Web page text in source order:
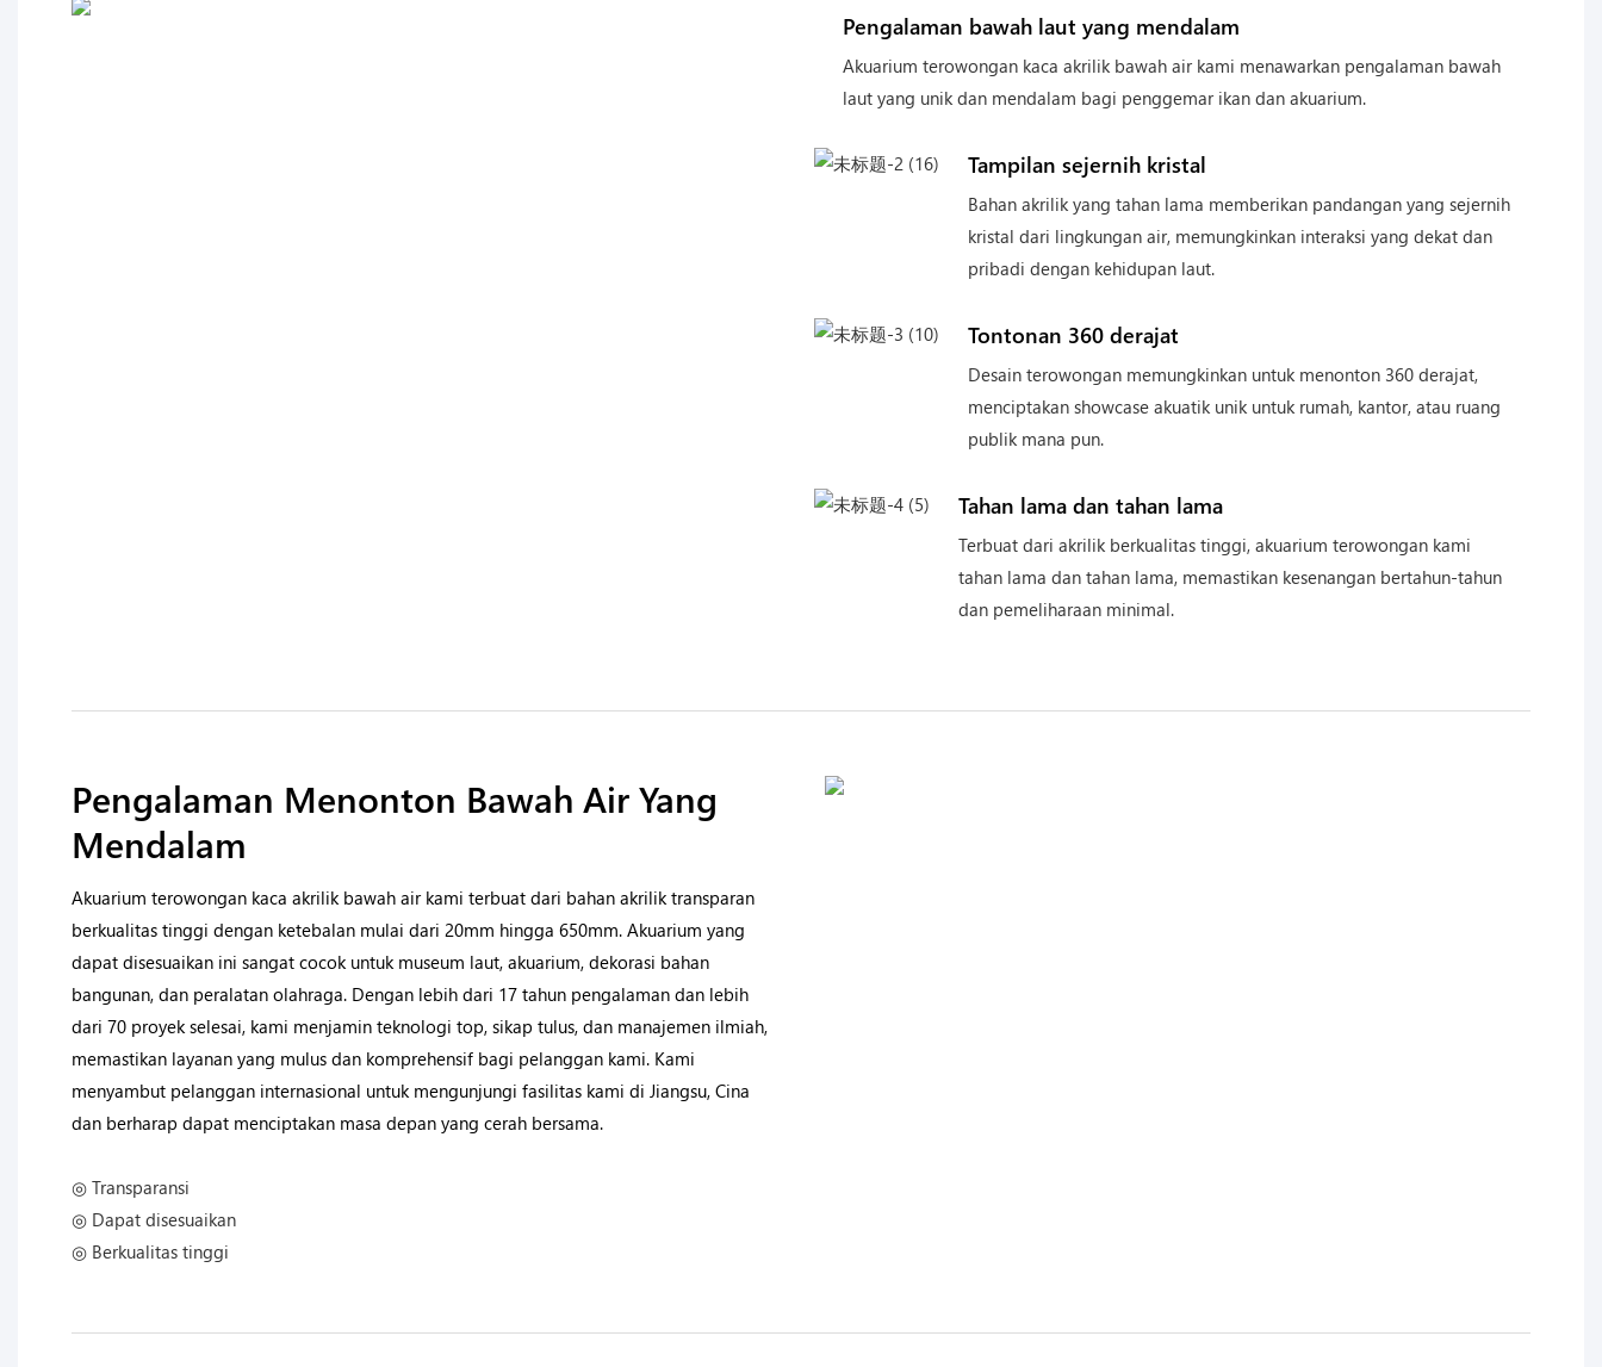
Pengalaman bawah laut yang mendalam
Akuarium terowongan kaca akrilik bawah air kami menawarkan pengalaman bawah
laut yang unik dan mendalam bagi penggemar ikan dan akuarium.
Tampilan sejernih kristal
Bahan akrilik yang tahan lama memberikan pandangan yang sejernih
kristal dari lingkungan air, memungkinkan interaksi yang dekat dan
pribadi dengan kehidupan laut.
Tontonan 360 derajat
Desain terowongan memungkinkan untuk menonton 360 derajat,
menciptakan showcase akuatik unik untuk rumah, kantor, atau ruang
publik mana pun.
Tahan lama dan tahan lama
Terbuat dari akrilik berkualitas tinggi, akuarium terowongan kami
tahan lama dan tahan lama, memastikan kesenangan bertahun-tahun
dan pemeliharaan minimal.
Pengalaman Menonton Bawah Air Yang
Mendalam
Akuarium terowongan kaca akrilik bawah air kami terbuat dari bahan akrilik transparan
berkualitas tinggi dengan ketebalan mulai dari 20mm hingga 650mm. Akuarium yang
dapat disesuaikan ini sangat cocok untuk museum laut, akuarium, dekorasi bahan
bangunan, dan peralatan olahraga. Dengan lebih dari 17 tahun pengalaman dan lebih
dari 70 proyek selesai, kami menjamin teknologi top, sikap tulus, dan manajemen ilmiah,
memastikan layanan yang mulus dan komprehensif bagi pelanggan kami. Kami
menyambut pelanggan internasional untuk mengunjungi fasilitas kami di Jiangsu, Cina
dan berharap dapat menciptakan masa depan yang cerah bersama.
◎ Transparansi
◎ Dapat disesuaikan
◎ Berkualitas tinggi